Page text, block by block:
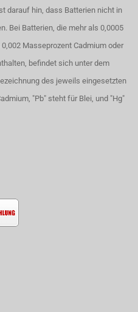
darauf hin, dass Batterien nicht in
Bei Batterien, die mehr als 0,0005
Masseprozent Cadmium oder
befindet sich unter dem
des jeweils eingesetzten
"Pb" steht für Blei, und "Hg"